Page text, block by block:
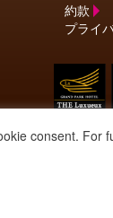
約款
プライ
consent.